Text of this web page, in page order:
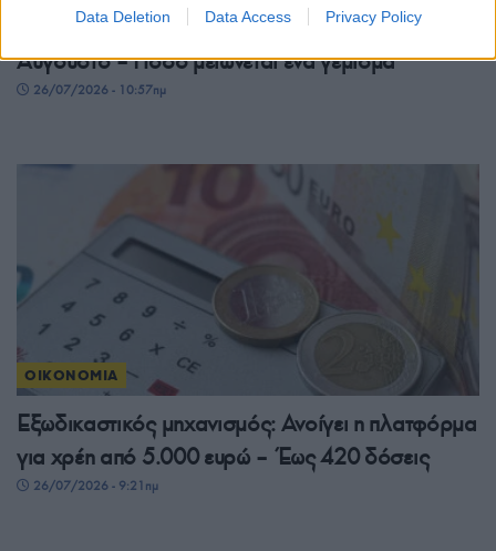
Data Deletion Data Access Privacy Policy
Καύσιμα: Στα 15 λεπτά η έκπτωση στο diesel τον
Αύγουστο – Πόσο μειώνεται ένα γέμισμα
26/07/2026 - 10:57πμ
ΟΙΚΟΝΟΜΙΑ
Εξωδικαστικός μηχανισμός: Ανοίγει η πλατφόρμα
για χρέη από 5.000 ευρώ – Έως 420 δόσεις
26/07/2026 - 9:21πμ